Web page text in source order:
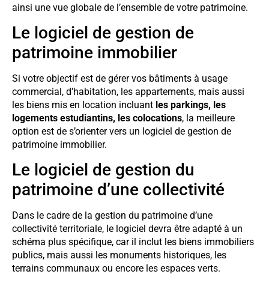
ainsi une vue globale de l’ensemble de votre patrimoine.
Le logiciel de gestion de
patrimoine immobilier
Si votre objectif est de gérer vos bâtiments à usage
commercial, d’habitation, les appartements, mais aussi
les biens mis en location incluant les parkings, les
logements estudiantins, les colocations, la meilleure
option est de s’orienter vers un logiciel de gestion de
patrimoine immobilier.
Le logiciel de gestion du
patrimoine d’une collectivité
Dans le cadre de la gestion du patrimoine d’une
collectivité territoriale, le logiciel devra être adapté à un
schéma plus spécifique, car il inclut les biens immobiliers
publics, mais aussi les monuments historiques, les
terrains communaux ou encore les espaces verts.